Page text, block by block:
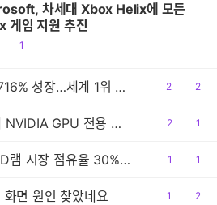
차세대 Xbox Helix에 모든
게임 지원 추진
댓1
CXMT, DRAM 매출 716% 성장…세계 1위 기록
공
2
댓
2
SpaceX, AI 컴퓨팅에 NVIDIA GPU 전용 사용
공
2
댓1
CXMT, 2030년까지 D램 시장 점유율 30% 목표
공1
댓1
면 원인 찾았네요
공1
댓
2